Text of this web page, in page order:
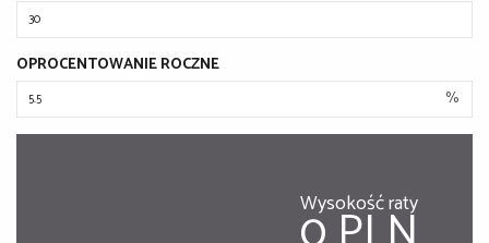
OPROCENTOWANIE ROCZNE
%
Wysokość raty